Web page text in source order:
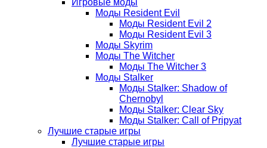
Игровые моды
Моды Resident Evil
Моды Resident Evil 2
Моды Resident Evil 3
Моды Skyrim
Моды The Witcher
Моды The Witcher 3
Моды Stalker
Моды Stalker: Shadow of
Chernobyl
Моды Stalker: Clear Sky
Моды Stalker: Call of Pripyat
Лучшие старые игры
Лучшие старые игры